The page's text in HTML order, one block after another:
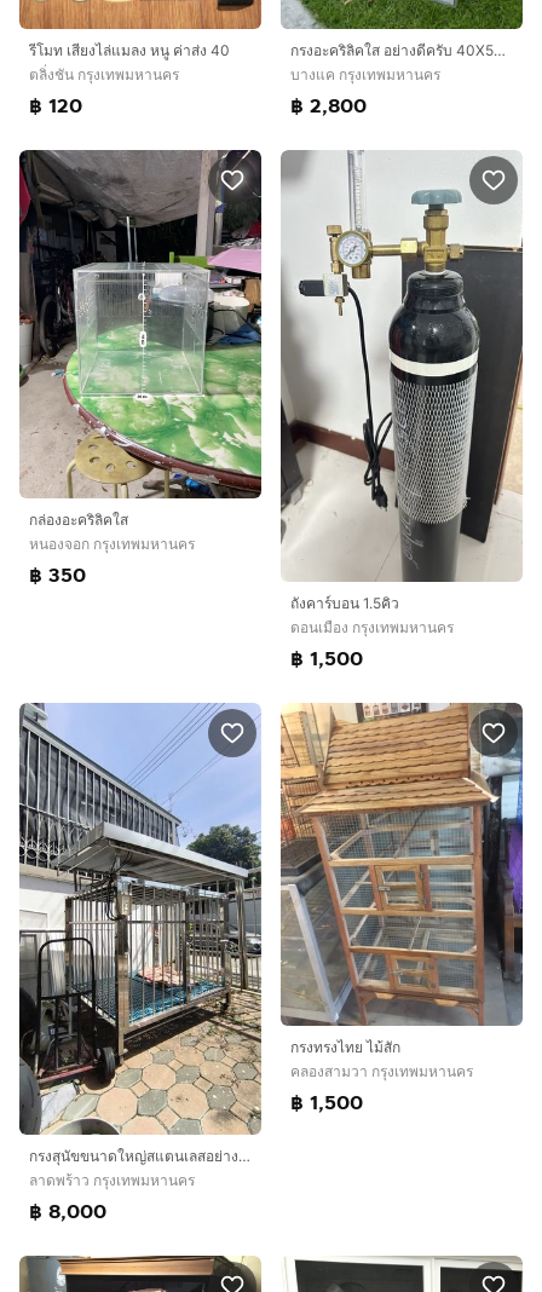
รีโมท เสียงไล่แมลง หนู ค่าส่ง 40
ตลิ่งชัน กรุงเทพมหานคร
฿ 120
กรงอะคริลิคใส อย่างดีครับ 40X50x80cm.
บางแค กรุงเทพมหานคร
฿ 2,800
กล่องอะคริลิคใส
หนองจอก กรุงเทพมหานคร
฿ 350
ถังคาร์บอน 1.5คิว
ดอนเมือง กรุงเทพมหานคร
฿ 1,500
กรงสุนัขขนาดใหญ่สแตนเลสอย่างดีหนามีหลังคามีไฟพัดลม
ลาดพร้าว กรุงเทพมหานคร
฿ 8,000
กรงทรงไทย ไม้สัก
คลองสามวา กรุงเทพมหานคร
฿ 1,500